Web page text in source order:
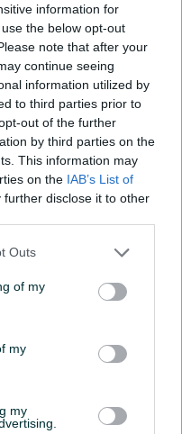
information for
the below opt-out
note that after your
continue seeing
information utilized by
to third parties prior to
out of the further
by third parties on the
This information may
on the IAB’s List of
further disclose it to other
Outs
of my
my
my
MP3